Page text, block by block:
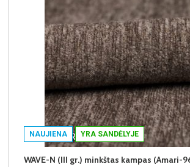
NAUJIENA YRA SANDĖLYJE
WAVE-N (III gr.) minkštas kampas (Amari-